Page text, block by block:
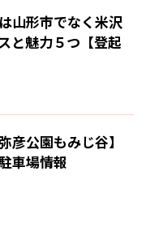
山形市でなく米沢
と魅力５つ【登起
彦公園もみじ谷】
車場情報